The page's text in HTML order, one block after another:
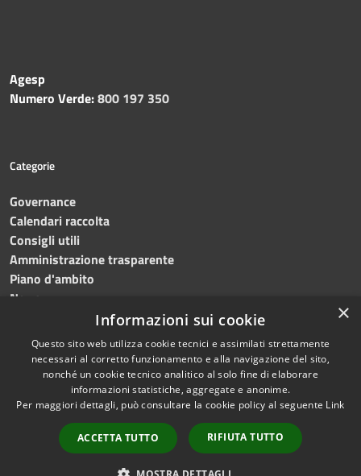
Agesp
Numero Verde:800 197 350
Categorie
Governance
Calendari raccolta
Consigli utili
Amministrazione trasparente
Piano d'ambito
News
Accessibilità
Copyright © 2023 •
Trapani provincia nord•
Powered
byMunicipium•Redazione
×
Informazioni sui cookie
Questo sito web utilizza cookie tecnici e assimilati strettamente
necessari al corretto funzionamento e alla navigazione del sito,
nonché un cookie tecnico analitico al solo fine di elaborare
informazioni statistiche, aggregate e anonime.
Per maggiori dettagli, può consultare la cookie policy al seguente Link
ACCETTA TUTTO RIFIUTA TUTTO